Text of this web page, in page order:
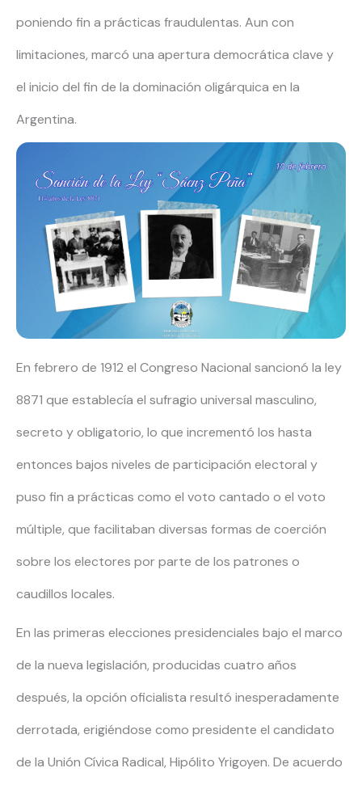
poniendo fin a prácticas fraudulentas. Aun con
limitaciones, marcó una apertura democrática clave y
el inicio del fin de la dominación oligárquica en la
Argentina.
En febrero de 1912 el Congreso Nacional sancionó la ley
8871 que establecía el sufragio universal masculino,
secreto y obligatorio, lo que incrementó los hasta
entonces bajos niveles de participación electoral y
puso fin a prácticas como el voto cantado o el voto
múltiple, que facilitaban diversas formas de coerción
sobre los electores por parte de los patrones o
caudillos locales.
En las primeras elecciones presidenciales bajo el marco
de la nueva legislación, producidas cuatro años
después, la opción oficialista resultó inesperadamente
derrotada, erigiéndose como presidente el candidato
de la Unión Cívica Radical, Hipólito Yrigoyen. De acuerdo